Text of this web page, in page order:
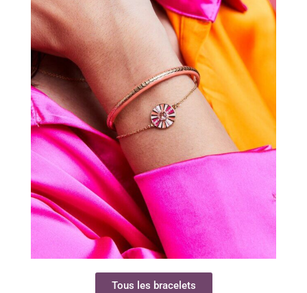
Tous les bracelets